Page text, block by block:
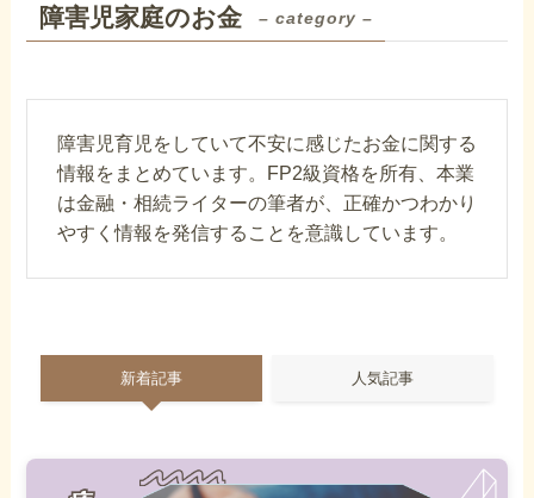
障害児家庭のお金 – category –
障害児育児をしていて不安に感じたお金に関する
情報をまとめています。FP2級資格を所有、本業
は金融・相続ライターの筆者が、正確かつわかり
やすく情報を発信することを意識しています。
新着記事 人気記事